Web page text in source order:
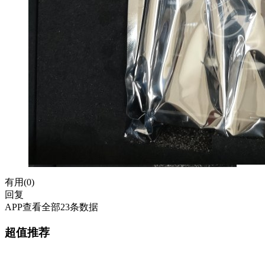
有用(0)
回复
APP查看全部23条数据
超值推荐